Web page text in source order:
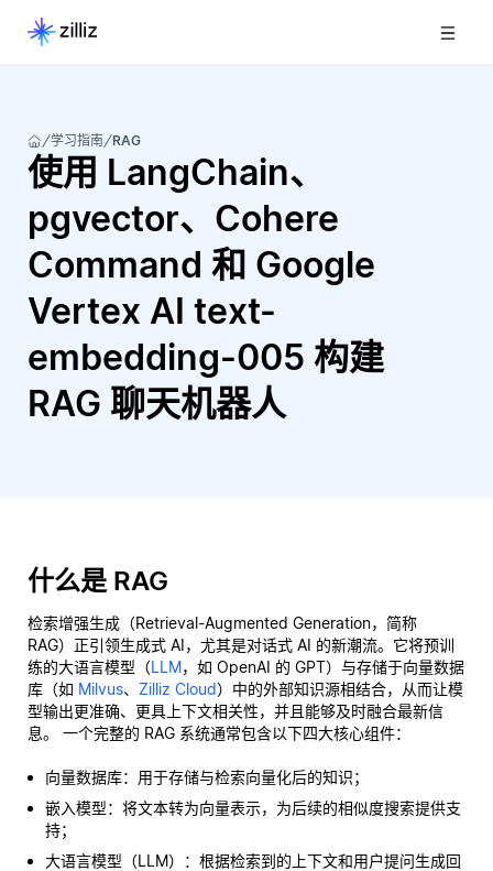
学习指南 RAG
使用 LangChain、
pgvector、Cohere
Command 和 Google
Vertex AI text-
embedding-005 构建
RAG 聊天机器人
什么是 RAG
检索增强生成（Retrieval-Augmented Generation，简称
RAG）正引领生成式 AI，尤其是对话式 AI 的新潮流。它将预训
练的大语言模型（LLM，如 OpenAI 的 GPT）与存储于向量数据
库（如 Milvus、 Zilliz Cloud）中的外部知识源相结合，从而让模
型输出更准确、更具上下文相关性，并且能够及时融合最新信
息。 一个完整的 RAG 系统通常包含以下四大核心组件：
向量数据库：用于存储与检索向量化后的知识；
嵌入模型：将文本转为向量表示，为后续的相似度搜索提供支
持；
大语言模型（LLM）：根据检索到的上下文和用户提问生成回